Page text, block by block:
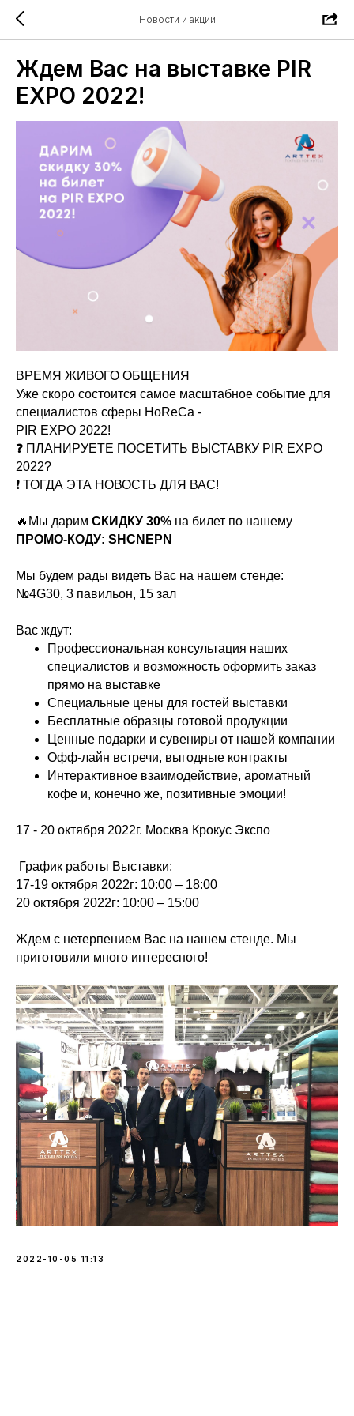
Новости и акции
Ждем Вас на выставке PIR
EXPO 2022!
ВРЕМЯ ЖИВОГО ОБЩЕНИЯ
Уже скоро состоится самое масштабное событие для
специалистов сферы HoReCa -
️PIR EXPO 2022!
❓ ПЛАНИРУЕТЕ ПОСЕТИТЬ ВЫСТАВКУ PIR EXPO
2022?
❗️ ТОГДА ЭТА НОВОСТЬ ДЛЯ ВАС!
🔥Мы дарим СКИДКУ 30% на билет по нашему
ПРОМО-КОДУ: SHCNEPN
Мы будем рады видеть Вас на нашем стенде:
№4G30, 3 павильон, 15 зал
Вас ждут:
Профессиональная консультация наших
специалистов и возможность оформить заказ
прямо на выставке
Специальные цены для гостей выставки
Бесплатные образцы готовой продукции
Ценные подарки и сувениры от нашей компании
Офф-лайн встречи, выгодные контракты
Интерактивное взаимодействие, ароматный
кофе и, конечно же, позитивные эмоции!
17 - 20 октября 2022г. Москва Крокус Экспо
График работы Выставки:
17-19 октября 2022г: 10:00 – 18:00
20 октября 2022г: 10:00 – 15:00
Ждем с нетерпением Вас на нашем стенде. Мы
приготовили много интересного!
2022-10-05 11:13